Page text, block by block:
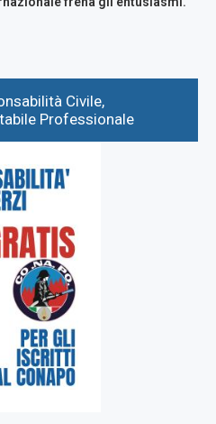
Civile,
Professionale